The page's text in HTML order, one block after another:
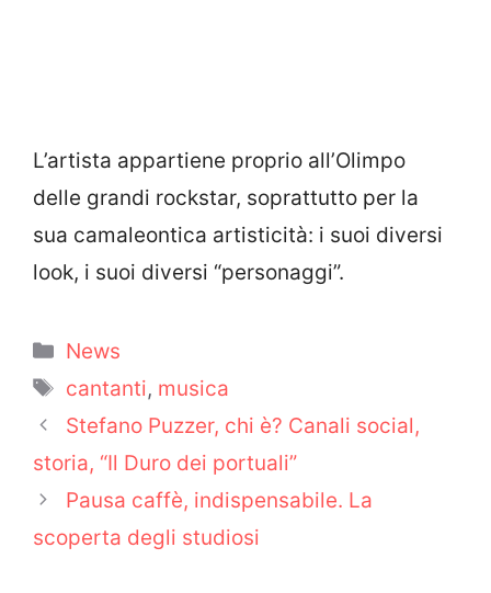
L’artista appartiene proprio all’Olimpo
delle grandi rockstar, soprattutto per la
sua camaleontica artisticità: i suoi diversi
look, i suoi diversi “personaggi”.
Categorie
News
Tag
cantanti, musica
Stefano Puzzer, chi è? Canali social,
storia, “Il Duro dei portuali”
Pausa caffè, indispensabile. La
scoperta degli studiosi